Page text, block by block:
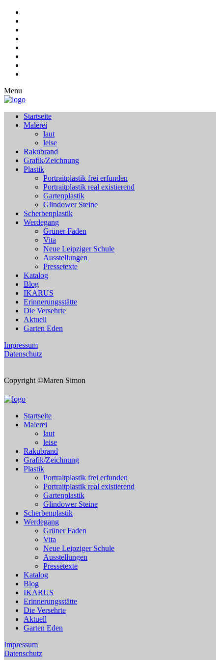
Menu
Startseite
Malerei
laut
leise
Rakubrand
Grafik/Zeichnung
Plastik
Portraitplastik frei erfunden
Portraitplastik real existierend
Gartenplastik
Glindower Steine
Scherbenplastik
Werdegang
Grüner Faden
Vita
Neue Leipziger Schule
Ausstellungen
Pressetexte
Katalog
Blog
IKARUS
Erinnerungsstätte
Die Versehrte
Aktuell
Garten Eden
Impressum
Datenschutz
Copyright ©Maren Simon
Startseite
Malerei
laut
leise
Rakubrand
Grafik/Zeichnung
Plastik
Portraitplastik frei erfunden
Portraitplastik real existierend
Gartenplastik
Glindower Steine
Scherbenplastik
Werdegang
Grüner Faden
Vita
Neue Leipziger Schule
Ausstellungen
Pressetexte
Katalog
Blog
IKARUS
Erinnerungsstätte
Die Versehrte
Aktuell
Garten Eden
Impressum
Datenschutz